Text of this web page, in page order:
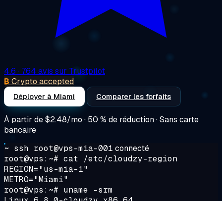
4.6 · 764 avis sur Trustpilot
₿ Crypto accepted
Déployer à Miami Comparer les forfaits
À partir de$2.48/mo · 50 % de réduction · Sans carte
bancaire
~ ssh root@vps-mia-001 connecté
root@vps:~# cat /etc/cloudzy-region
REGION="us-mia-1"
METRO="Miami"
root@vps:~# uname -srm